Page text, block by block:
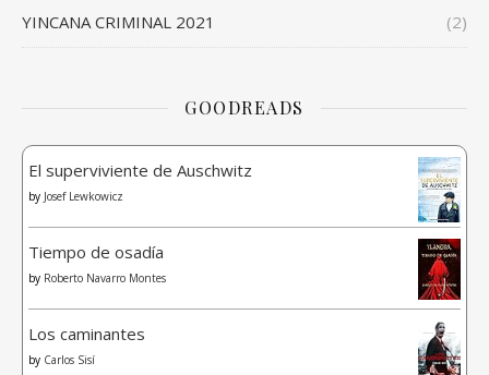
YINCANA CRIMINAL 2021 (2)
GOODREADS
El superviviente de Auschwitz
by Josef Lewkowicz
Tiempo de osadía
by Roberto Navarro Montes
Los caminantes
by Carlos Sisí